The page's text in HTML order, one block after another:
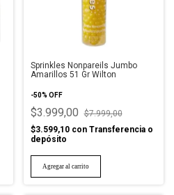
Sprinkles Nonpareils Jumbo
Amarillos 51 Gr Wilton
-50% OFF
$3.999,00
$7.999,00
$3.599,10 con Transferencia o
depósito